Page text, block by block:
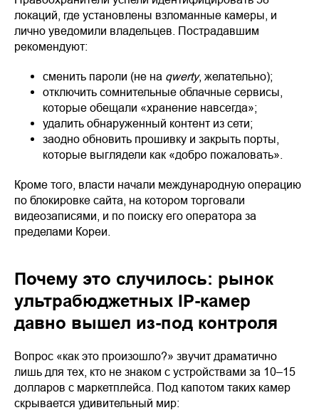
локаций, где установлены взломанные камеры, и
лично уведомили владельцев. Пострадавшим
рекомендуют:
сменить пароли (не на qwerty, желательно);
отключить сомнительные облачные сервисы,
которые обещали «хранение навсегда»;
удалить обнаруженный контент из сети;
заодно обновить прошивку и закрыть порты,
которые выглядели как «добро пожаловать».
Кроме того, власти начали международную операцию
по блокировке сайта, на котором торговали
видеозаписями, и по поиску его оператора за
пределами Кореи.
Почему это случилось: рынок
ультрабюджетных IP-камер
давно вышел из-под контроля
Вопрос «как это произошло?» звучит драматично
лишь для тех, кто не знаком с устройствами за 10–15
долларов с маркетплейса. Под капотом таких камер
скрывается удивительный мир: